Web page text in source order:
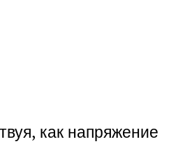
как напряжение